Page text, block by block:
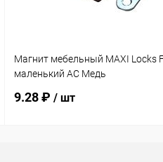
Магнит мебельный MAXI Locks
маленький AC Медь
9.28 ₽ / шт